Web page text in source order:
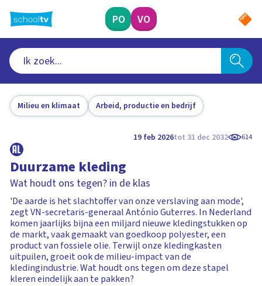
naar
hoofdinhoud
PO VO
Milieu en klimaat Arbeid, productie en bedrijf
19 feb 2026tot 31 dec 2032 614
Duurzame kleding
Wat houdt ons tegen? in de klas
'De aarde is het slachtoffer van onze verslaving aan mode',
zegt VN-secretaris-generaal António Guterres. In Nederland
komen jaarlijks bijna een miljard nieuwe kledingstukken op
de markt, vaak gemaakt van goedkoop polyester, een
product van fossiele olie. Terwijl onze kledingkasten
uitpuilen, groeit ook de milieu-impact van de
kledingindustrie. Wat houdt ons tegen om deze stapel
kleren eindelijk aan te pakken?